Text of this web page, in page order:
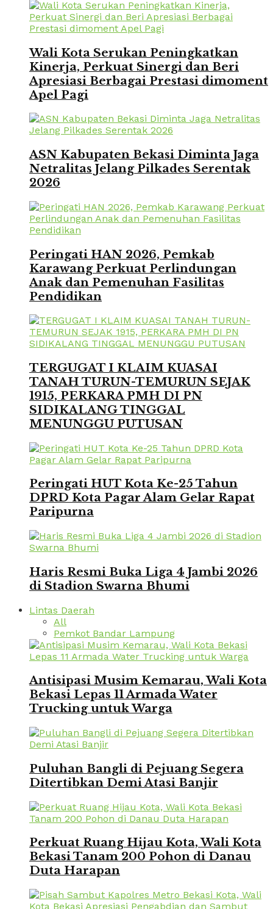
Wali Kota Serukan Peningkatkan
Kinerja, Perkuat Sinergi dan Beri
Apresiasi Berbagai Prestasi dimoment
Apel Pagi
ASN Kabupaten Bekasi Diminta Jaga
Netralitas Jelang Pilkades Serentak
2026
Peringati HAN 2026, Pemkab
Karawang Perkuat Perlindungan
Anak dan Pemenuhan Fasilitas
Pendidikan
TERGUGAT I KLAIM KUASAI
TANAH TURUN-TEMURUN SEJAK
1915, PERKARA PMH DI PN
SIDIKALANG TINGGAL
MENUNGGU PUTUSAN
Peringati HUT Kota Ke-25 Tahun
DPRD Kota Pagar Alam Gelar Rapat
Paripurna
Haris Resmi Buka Liga 4 Jambi 2026
di Stadion Swarna Bhumi
Lintas Daerah
All
Pemkot Bandar Lampung
Antisipasi Musim Kemarau, Wali Kota
Bekasi Lepas 11 Armada Water
Trucking untuk Warga
Puluhan Bangli di Pejuang Segera
Ditertibkan Demi Atasi Banjir
Perkuat Ruang Hijau Kota, Wali Kota
Bekasi Tanam 200 Pohon di Danau
Duta Harapan